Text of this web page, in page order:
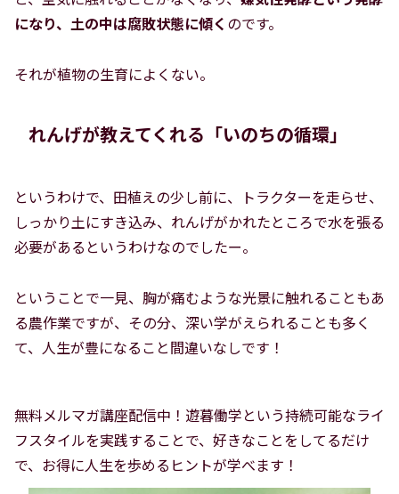
になり、土の中は腐敗状態に傾く のです。
それが植物の生育によくない。
れんげが教えてくれる「いのちの循環」
というわけで、田植えの少し前に、トラクターを走らせ、
しっかり土にすき込み、れんげがかれたところで水を張る
必要があるというわけなのでしたー。
ということで一見、胸が痛むような光景に触れることもあ
る農作業ですが、その分、深い学がえられることも多く
て、人生が豊になること間違いなしです！
無料メルマガ講座配信中！遊暮働学という持続可能なライ
フスタイルを実践することで、好きなことをしてるだけ
で、お得に人生を歩めるヒントが学べます！